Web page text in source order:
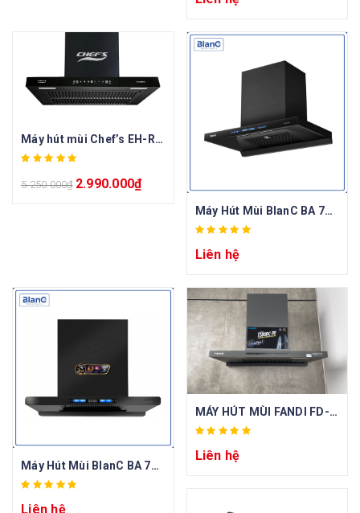
Máy hút mùi Chef’s EH-R908E3T
5.250.000₫ 2.990.000₫
Máy Hút Mùi BlanC BA 7041BDC
Liên hệ
Máy Hút Mùi BlanC BA 7042Luxury
Liên hệ
MÁY HÚT MÙI FANDI FD-T288DC-70
Liên hệ